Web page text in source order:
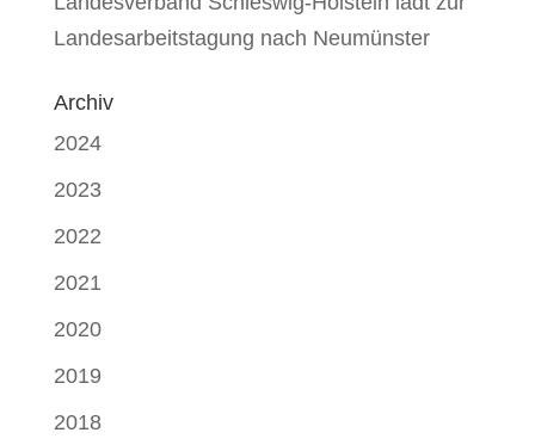
Landesarbeitstagung nach Neumünster
Archiv
2024
2023
2022
2021
2020
2019
2018